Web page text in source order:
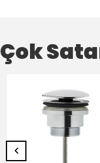
Çok